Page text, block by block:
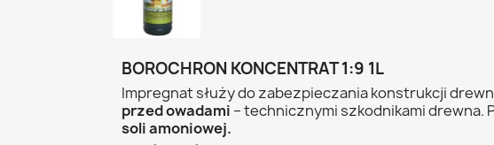
BOROCHRON KONCENTRAT 1:9 1L
Impregnat służy do zabezpieczania konstrukcji
przedowadami – technicznymi szkodnikami drewna.
soli amoniowej.